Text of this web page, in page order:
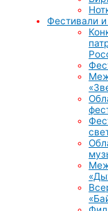
Фестивали